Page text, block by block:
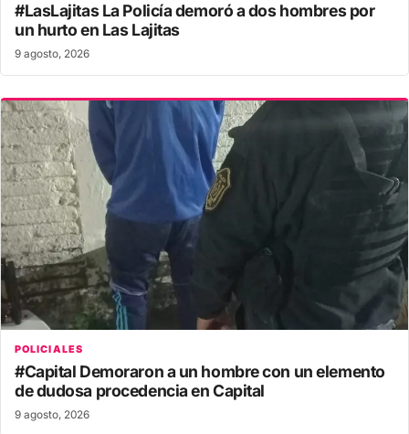
#LasLajitas La Policía demoró a dos hombres por
un hurto en Las Lajitas
9 agosto, 2026
POLICIALES
#Capital Demoraron a un hombre con un elemento
de dudosa procedencia en Capital
9 agosto, 2026